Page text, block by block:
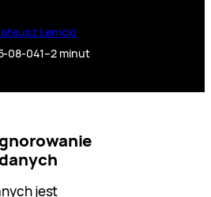
Lenicki
08-041–2 minut
jest